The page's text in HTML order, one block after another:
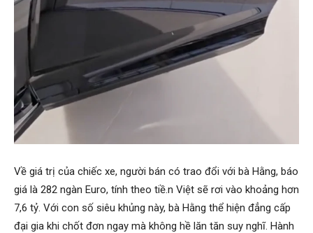
Về giá trị của chiếc xe, người bán có trao đổi với bà Hằng, báo
giá là 282 ngàn Euro, tính theo tiề.n Việt sẽ rơi vào khoảng hơn
7,6 tỷ. Với con số siêu khủng này, bà Hằng thể hiện đẳng cấp
đại gia khi chốt đơn ngay mà không hề lăn tăn suy nghĩ. Hành